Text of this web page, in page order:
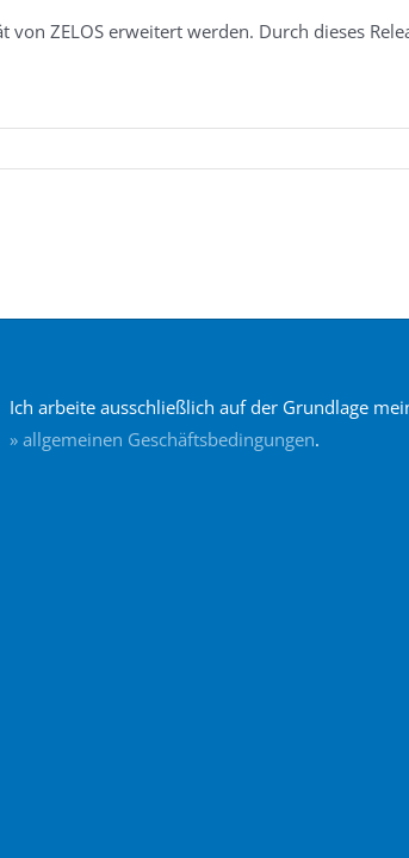
ZELOS erweitert werden. Durch dieses
Ich arbeite ausschließlich auf der Grundlage
» allgemeinen Geschäftsbedingungen.